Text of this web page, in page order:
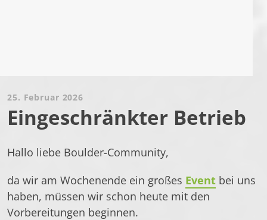
25. Februar 2026
Eingeschränkter Betrieb
Hallo liebe Boulder-Community,
da wir am Wochenende ein großes Event bei uns
haben, müssen wir schon heute mit den
Vorbereitungen beginnen.